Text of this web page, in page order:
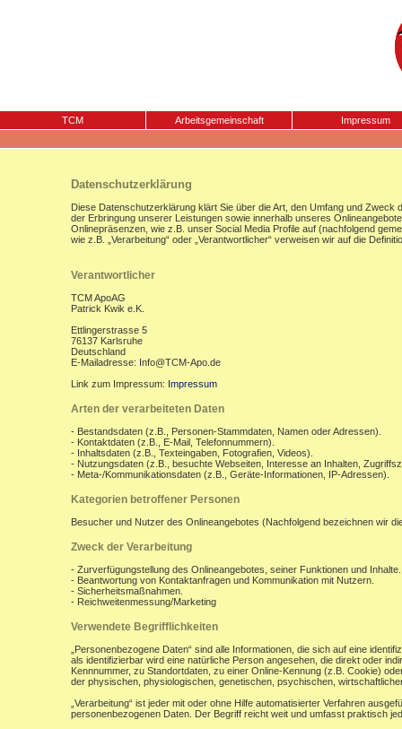
TCM Arbeitsgemeinschaft Impressum
Datenschutzerklärung
Diese Datenschutzerklärung klärt Sie über die Art, den Umfang und
der Erbringung unserer Leistungen sowie innerhalb unseres
Onlinepräsenzen, wie z.B. unser Social Media Profile auf (nachfolgend
wie z.B. „Verarbeitung“ oder „Verantwortlicher“ verweisen wir auf die
Verantwortlicher
TCM ApoAG
Patrick Kwik e.K.
Ettlingerstrasse 5
76137 Karlsruhe
Deutschland
E-Mailadresse: Info@TCM-Apo.de
Link zum Impressum: Impressum
Arten der verarbeiteten Daten
- Bestandsdaten (z.B., Personen-Stammdaten, Namen oder Adressen).
- Kontaktdaten (z.B., E-Mail, Telefonnummern).
- Inhaltsdaten (z.B., Texteingaben, Fotografien, Videos).
- Nutzungsdaten (z.B., besuchte Webseiten, Interesse an Inhalten,
- Meta-/Kommunikationsdaten (z.B., Geräte-Informationen, IP-Adressen).
Kategorien betroffener Personen
Besucher und Nutzer des Onlineangebotes (Nachfolgend bezeichnen wir
Zweck der Verarbeitung
- Zurverfügungstellung des Onlineangebotes, seiner Funktionen und Inhalte.
- Beantwortung von Kontaktanfragen und Kommunikation mit Nutzern.
- Sicherheitsmaßnahmen.
- Reichweitenmessung/Marketing
Verwendete Begrifflichkeiten
„Personenbezogene Daten“ sind alle Informationen, die sich auf eine
als identifizierbar wird eine natürliche Person angesehen, die direkt oder
Kennnummer, zu Standortdaten, zu einer Online-Kennung (z.B. Cookie)
der physischen, physiologischen, genetischen, psychischen,
„Verarbeitung“ ist jeder mit oder ohne Hilfe automatisierter Verfahren
personenbezogenen Daten. Der Begriff reicht weit und umfasst praktisch